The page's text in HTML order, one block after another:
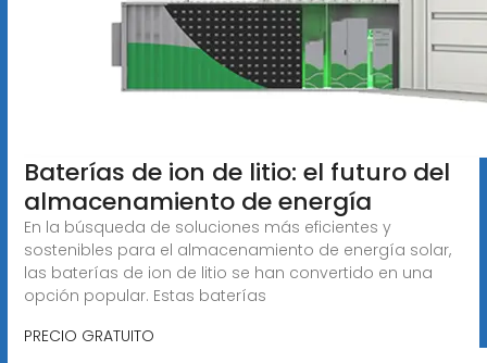
Baterías de ion de litio: el futuro del
almacenamiento de energía
En la búsqueda de soluciones más eficientes y
sostenibles para el almacenamiento de energía solar,
las baterías de ion de litio se han convertido en una
opción popular. Estas baterías
PRECIO GRATUITO